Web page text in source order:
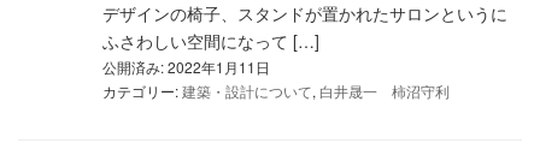
デザインの椅子、スタンドが置かれたサロンというに
ふさわしい空間になって […]
公開済み: 2022年1月11日
カテゴリー:建築・設計について, 白井晟一 柿沼守利